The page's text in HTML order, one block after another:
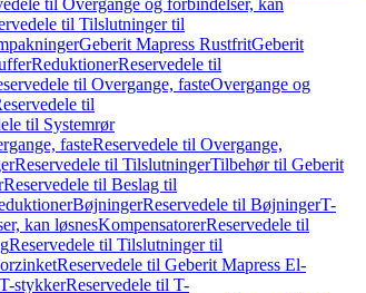
til Overgange og forbindelser, kan
til Tilslutninger til
Geberit Mapress RustfritGeberit
ReduktionerReservedele til
til Overgange, fasteOvergange og
til
til Systemrør
fasteReservedele til Overgange,
Reservedele til TilslutningerTilbehør til Geberit
Reservedele til Beslag til
BøjningerReservedele til BøjningerT-
kan løsnesKompensatorerReservedele til
Reservedele til Tilslutninger til
Reservedele til Geberit Mapress El-
T-stykkerReservedele til T-